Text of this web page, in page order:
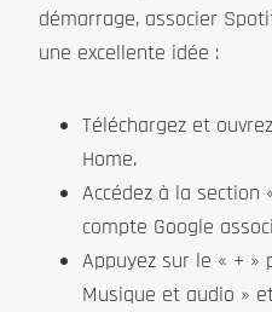
démarrage, associer
une excellente idée :
Téléchargez et
Home.
Accédez à la section
compte Google
Appuyez sur le « + »
Musique et audio »